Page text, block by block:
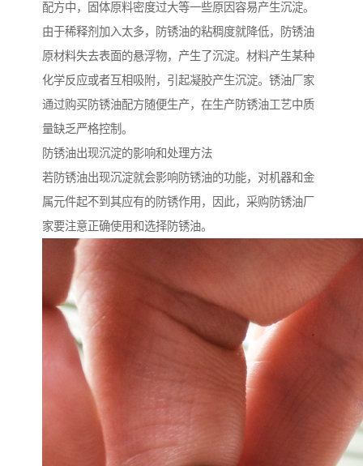
配方中，固体原料密度过大等一些原因容易产生沉淀。
由于稀释剂加入太多，防锈油的粘稠度就降低，防锈油
原材料失去表面的悬浮物，产生了沉淀。材料产生某种
化学反应或者互相吸附，引起凝胶产生沉淀。锈油厂家
通过购买防锈油配方随便生产，在生产防锈油工艺中质
量缺乏严格控制。
防锈油出现沉淀的影响和处理方法
若防锈油出现沉淀就会影响防锈油的功能，对机器和金
属元件起不到其应有的防锈作用，因此，采购防锈油厂
家要注意正确使用和选择防锈油。